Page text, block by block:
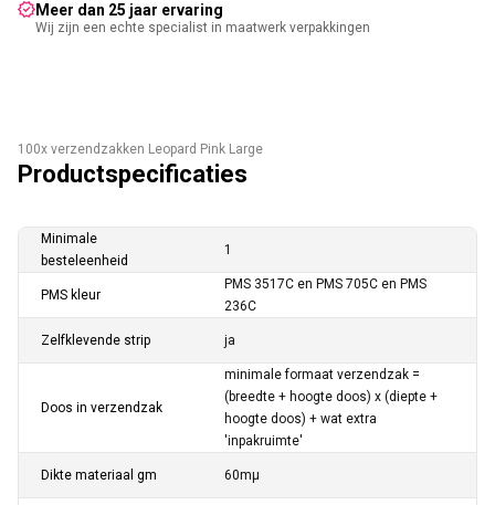
Meer dan 25 jaar ervaring
Wij zijn een echte specialist in maatwerk verpakkingen
100x verzendzakken Leopard Pink Large
Productspecificaties
Minimale
besteleenheid
1
PMS kleur
PMS 3517C en PMS 705C en PMS
236C
Zelfklevende strip ja
Doos in verzendzak
minimale formaat verzendzak =
(breedte + hoogte doos) x (diepte +
hoogte doos) + wat extra
'inpakruimte'
Dikte materiaal gm 60mµ